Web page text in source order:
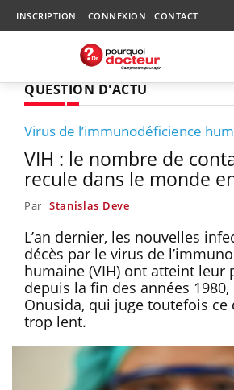
INSCRIPTION CONNEXION CONTACT
QUESTION D'ACTU
Virus de l’immunodéficience
VIH : le nombre de
recule dans le monde
Par Stanislas Deve
L’an dernier, les nouvelles
décès par le virus de
humaine (VIH) ont atteint leur
depuis la fin des années 1980,
Onusida, qui juge toutefois ce
trop lent.